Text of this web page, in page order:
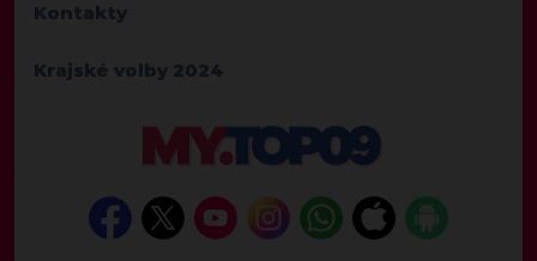
Kontakty
Krajské volby 2024